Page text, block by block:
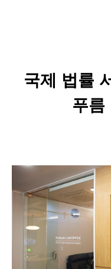
국제 법률
푸름